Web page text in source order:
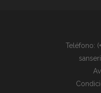
Teléfono: